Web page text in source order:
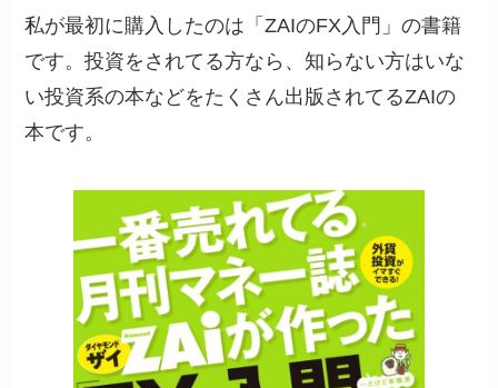
私が最初に購入したのは「ZAIのFX入門」の書籍
です。投資をされてる方なら、知らない方はいな
い投資系の本などをたくさん出版されてるZAIの
本です。